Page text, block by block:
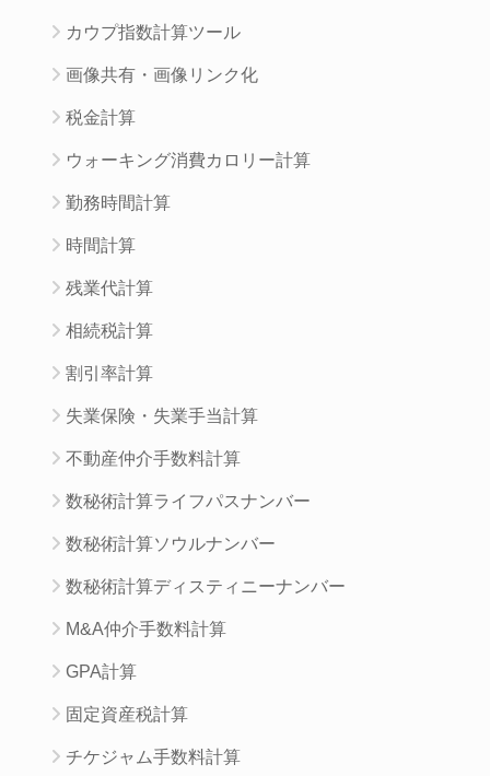
カウプ指数計算ツール
画像共有・画像リンク化
税金計算
ウォーキング消費カロリー計算
勤務時間計算
時間計算
残業代計算
相続税計算
割引率計算
失業保険・失業手当計算
不動産仲介手数料計算
数秘術計算ライフパスナンバー
数秘術計算ソウルナンバー
数秘術計算ディスティニーナンバー
M&A仲介手数料計算
GPA計算
固定資産税計算
チケジャム手数料計算